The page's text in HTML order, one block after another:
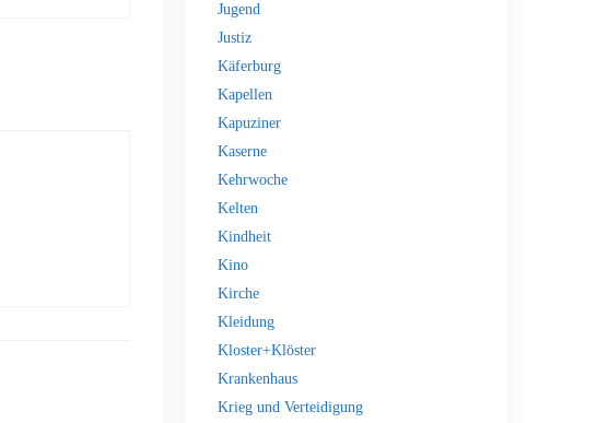
Jugend
Justiz
Käferburg
Kapellen
Kapuziner
Kaserne
Kehrwoche
Kelten
Kindheit
Kino
Kirche
Kleidung
Kloster+Klöster
Krankenhaus
Krieg und Verteidigung